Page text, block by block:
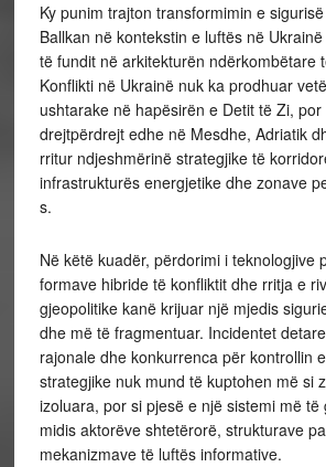
Ky punim trajton transformimin e
Ballkan në kontekstin e luftës në
të fundit në arkitekturën ndërkombëtare
Konflikti në Ukrainë nuk ka prodhuar
ushtarake në hapësirën e Detit të Zi,
drejtpërdrejt edhe në Mesdhe, Adriatik
rritur ndjeshmërinë strategjike të
infrastrukturës energjetike dhe zonave
s.
Në këtë kuadër, përdorimi i teknologjive
formave hibride të konfliktit dhe rritja e
gjeopolitike kanë krijuar një mjedis
dhe më të fragmentuar. Incidentet
rajonale dhe konkurrenca për kontrollin
strategjike nuk mund të kuptohen më si
izoluara, por si pjesë e një sistemi më
midis aktorëve shtetërorë, strukturave
mekanizmave të luftës informative.